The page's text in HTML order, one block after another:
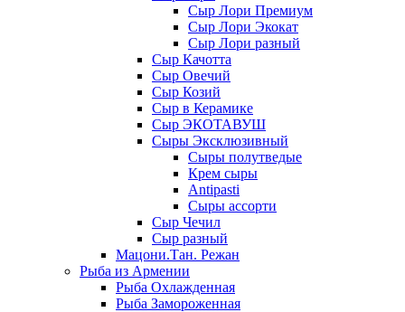
Сыр Лори Премиум
Сыр Лори Экокат
Сыр Лори разный
Сыр Качотта
Сыр Овечий
Сыр Козий
Сыр в Керамике
Сыр ЭКОТАВУШ
Сыры Эксклюзивный
Сыры полутведые
Крем сыры
Antipasti
Сыры ассорти
Сыр Чечил
Сыр разный
Мацони.Тан. Режан
Рыба из Армении
Рыба Охлажденная
Рыба Замороженная